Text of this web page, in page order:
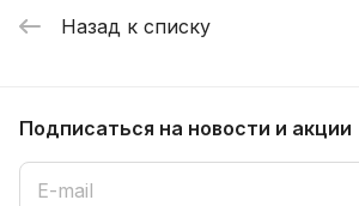
Назад к списку
Подписаться на новости и акции